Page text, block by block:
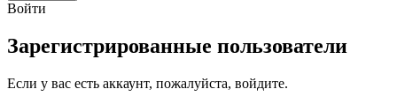
Войти
Зарегистрированные пользователи
Если у вас есть аккаунт, пожалуйста, войдите.